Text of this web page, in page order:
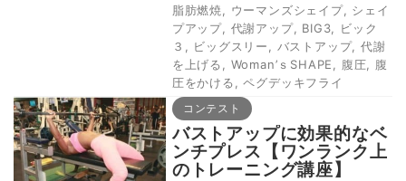
脂肪燃焼
ウーマンズシェイプ, シェイ
プアップ, 代謝アップ, BIG3
ビック
３
ビッグスリー バストアップ, 代謝
を上げる
Woman’ｓSHAPE 腹圧
腹
圧をかける
,ペグデッキフライ
コンテスト
バストアップに効果的なベ
ンチプレス【ワンランク上
のトレーニング講座】